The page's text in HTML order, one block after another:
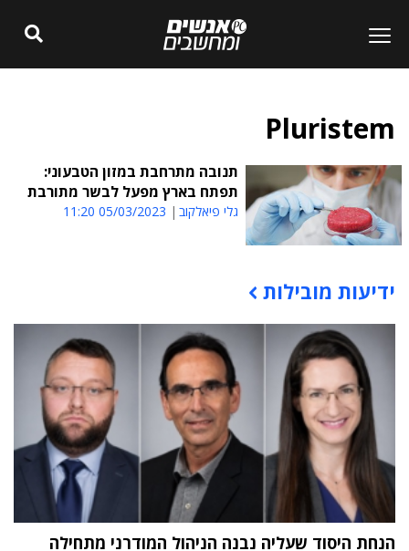
Pluristem
תנובה מתרחבת במזון הטבעוני:
תפתח בארץ מפעל לבשר מתורבת
גלי פיאלקוב 05/03/2023 11:20
תוכן פרסומי
ידיעות מובילות
הנחת היסוד שעליה נבנה הניהול המודרני מתחילה